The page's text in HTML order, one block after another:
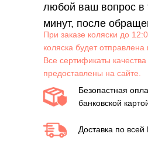
любой ваш вопрос в
минут, после
При заказе коляски до
коляска будет отправлена
Все сертификаты качества
предоставлены на сайте.
Безопастная
банковской
Доставка по всей